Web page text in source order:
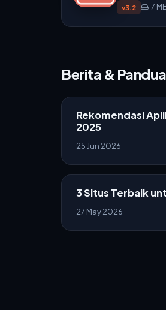
v3.2 7
Berita &
Rekomendasi
2025
25 Jun 2026
3 Situs Terbaik
27 May 2026